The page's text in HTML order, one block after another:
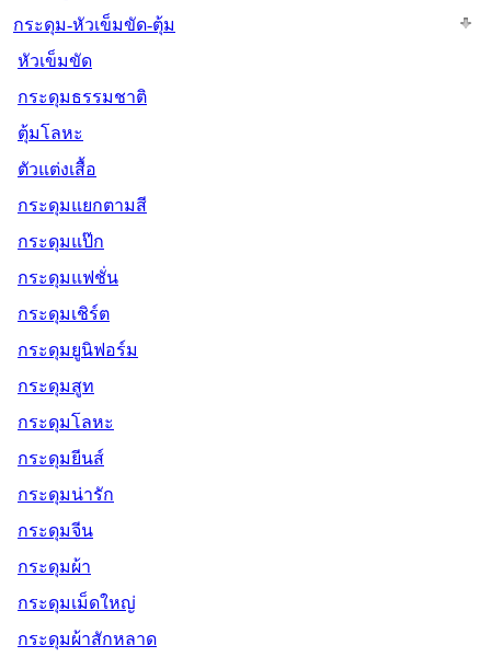
กระดุม-หัวเข็มขัด-ตุ้ม
หัวเข็มขัด
กระดุมธรรมชาติ
ตุ้มโลหะ
ตัวแต่งเสื้อ
กระดุมแยกตามสี
กระดุมแป๊ก
กระดุมแฟชั่น
กระดุมเชิร์ต
กระดุมยูนิฟอร์ม
กระดุมสูท
กระดุมโลหะ
กระดุมยีนส์
กระดุมน่ารัก
กระดุมจีน
กระดุมผ้า
กระดุมเม็ดใหญ่
กระดุมผ้าสักหลาด